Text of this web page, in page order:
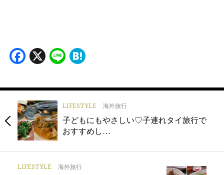
Facebook
X Line
LIFESTYLE 海外旅行
子どもにもやさしい♡子連れタイ旅行で
おすすめし…
LIFESTYLE 海外旅行